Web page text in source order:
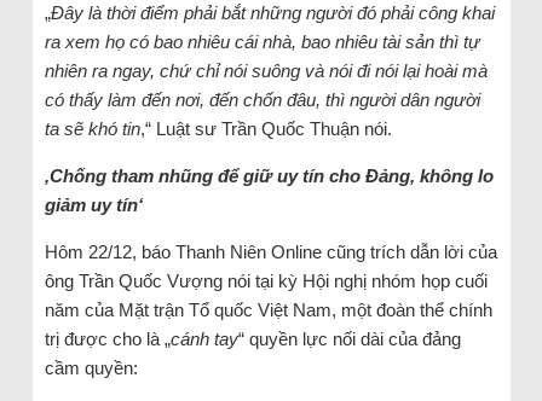
„Đây là thời điểm phải bắt những người đó phải công khai
ra xem họ có bao nhiêu cái nhà, bao nhiêu tài sản thì tự
nhiên ra ngay, chứ chỉ nói suông và nói đi nói lại hoài mà
có thấy làm đến nơi, đến chốn đâu, thì người dân người
ta sẽ khó tin,“ Luật sư Trần Quốc Thuận nói.
‚Chống tham nhũng để giữ uy tín cho Đảng, không lo
giảm uy tín‘
Hôm 22/12, báo Thanh Niên Online cũng trích dẫn lời của
ông Trần Quốc Vượng nói tại kỳ Hội nghị nhóm họp cuối
năm của Mặt trận Tổ quốc Việt Nam, một đoàn thể chính
trị được cho là „cánh tay“ quyền lực nối dài của đảng
cầm quyền: